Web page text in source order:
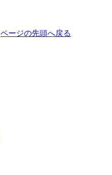
ページの先頭へ戻る